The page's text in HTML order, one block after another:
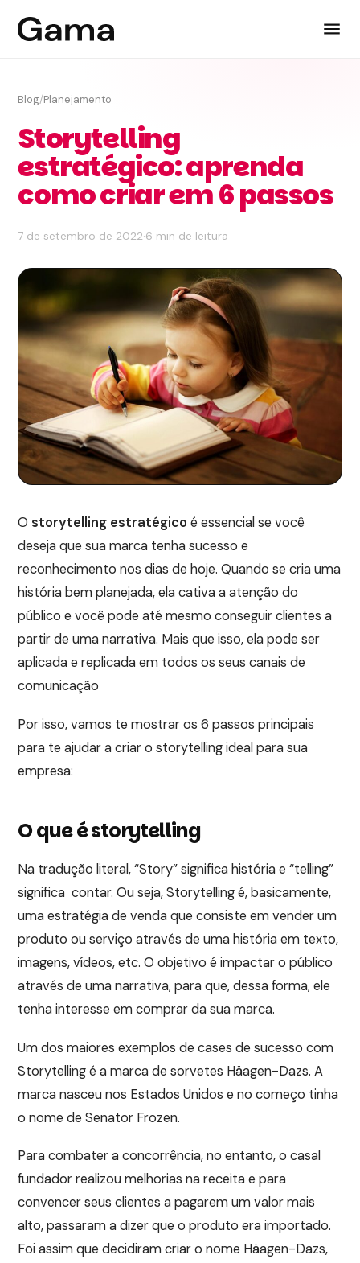
Blog/Planejamento
Storytelling
estratégico: aprenda
como criar em 6 passos
7 de setembro de 2022·6 min de leitura
Ostorytelling estratégicoé essencial se você
deseja que sua marca tenha sucesso e
reconhecimento nos dias de hoje. Quando se cria uma
história bem planejada, ela cativa a atenção do
público e você pode até mesmo conseguir clientes a
partir de uma narrativa. Mais que isso, ela pode ser
aplicada e replicada em todos os seus canais de
comunicação
Por isso, vamos te mostrar os 6 passos principais
para te ajudar a criar o storytelling ideal para sua
empresa:
O que é storytelling
Na tradução literal, “Story” significa história e “telling”
significa contar. Ou seja, Storytelling é, basicamente,
uma estratégia de venda que consiste em vender um
produto ou serviço através de uma história em texto,
imagens, vídeos, etc. O objetivo é impactar o público
através de uma narrativa, para que, dessa forma, ele
tenha interesse em comprar da sua marca.
Um dos maiores exemplos de cases de sucesso com
Storytelling é a marca de sorvetes Häagen-Dazs. A
marca nasceu nos Estados Unidos e no começo tinha
o nome de Senator Frozen.
Para combater a concorrência, no entanto, o casal
fundador realizou melhorias na receita e para
convencer seus clientes a pagarem um valor mais
alto, passaram a dizer que o produto era importado.
Foi assim que decidiram criar o nome Häagen-Dazs,